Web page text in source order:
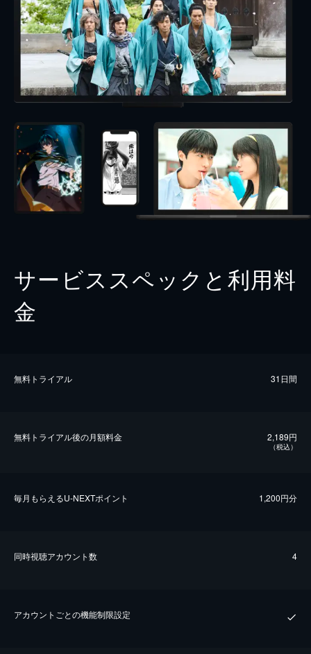
サービススペックと利用料
金
無料トライアル 31日間
無料トライアル後の⽉額料金 2,189円
（税込）
毎⽉もらえるU-NEXTポイント 1,200円分
同時視聴アカウント数 4
アカウントごとの機能制限設定